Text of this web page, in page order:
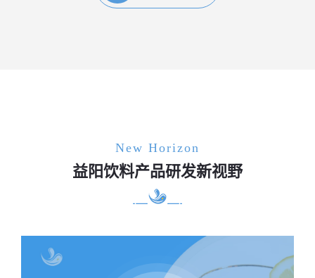
New Horizon
益阳饮料产品研发新视野